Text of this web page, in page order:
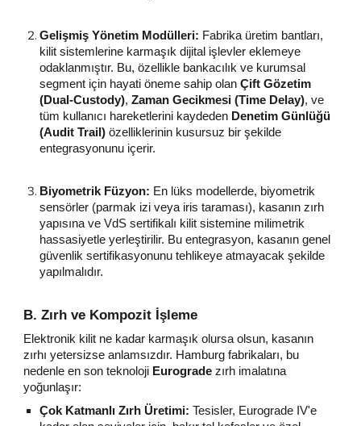
Gelişmiş Yönetim Modülleri: Fabrika üretim bantları,
kilit sistemlerine karmaşık dijital işlevler eklemeye
odaklanmıştır. Bu, özellikle bankacılık ve kurumsal
segment için hayati öneme sahip olanÇift Gözetim
(Dual-Custody),Zaman Gecikmesi (Time Delay), ve
tüm kullanıcı hareketlerini kaydeden Denetim Günlüğü
(Audit Trail) özelliklerinin kusursuz bir şekilde
entegrasyonunu içerir.
Biyometrik Füzyon: En lüks modellerde, biyometrik
sensörler (parmak izi veya iris taraması), kasanın zırh
yapısına ve VdS sertifikalı kilit sistemine milimetrik
hassasiyetle yerleştirilir. Bu entegrasyon, kasanın genel
güvenlik sertifikasyonunu tehlikeye atmayacak şekilde
yapılmalıdır.
B. Zırh ve Kompozit İşleme
Elektronik kilit ne kadar karmaşık olursa olsun, kasanın
zırhı yetersizse anlamsızdır. Hamburg fabrikaları, bu
nedenle en son teknoloji Eurograde zırh imalatına
yoğunlaşır:
Çok Katmanlı Zırh Üretimi: Tesisler, Eurograde IV'e